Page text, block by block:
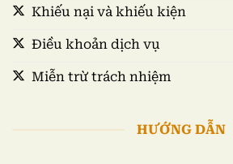
Khiếu nại và khiếu kiện
Điều khoản dịch vụ
Miễn trừ trách nhiệm
HƯỚNG DẪN